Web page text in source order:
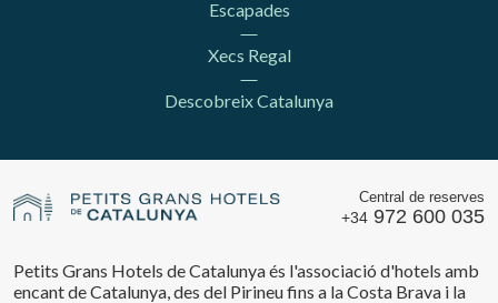
Escapades
Xecs Regal
Descobreix Catalunya
Central de reserves
+34 972 600 035
Petits Grans Hotels de Catalunya és l'associació d'hotels amb
encant de Catalunya, des del Pirineu fins a la Costa Brava i la